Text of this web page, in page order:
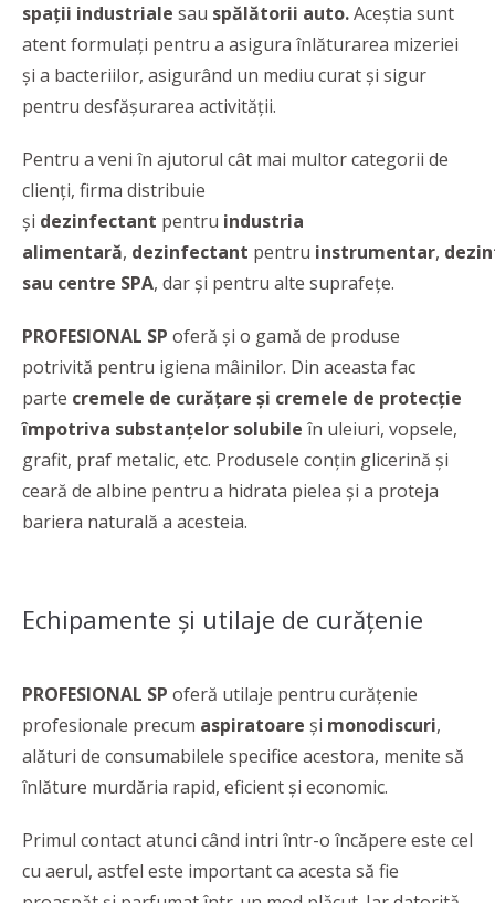
spații industriale sau spălătorii auto.Aceştia sunt
atent formulaţi pentru a asigura înlăturarea mizeriei
şi a bacteriilor, asigurând un mediu curat şi sigur
pentru desfăşurarea activităţii.
Pentru a veni în ajutorul cât mai multor categorii de
clienți, firma distribuie
și dezinfectant pentru industria
alimentară, dezinfectant pentru instrumentar,
sau centre SPA, dar și pentru alte suprafețe.
PROFESIONAL SP oferă și o gamă de produse
potrivită pentru igiena mâinilor. Din aceasta fac
parte cremele de curățare și cremele de protecție
împotriva substanțelor solubile în uleiuri, vopsele,
grafit, praf metalic, etc. Produsele conțin glicerină și
ceară de albine pentru a hidrata pielea și a proteja
bariera naturală a acesteia.
Echipamente şi utilaje de curăţenie
PROFESIONAL SP oferă utilaje pentru curăţenie
profesionale precum aspiratoare şi monodiscuri,
alături de consumabilele specifice acestora, menite să
înlăture murdăria rapid, eficient şi economic.
Primul contact atunci când intri într-o încăpere este cel
cu aerul, astfel este important ca acesta să fie